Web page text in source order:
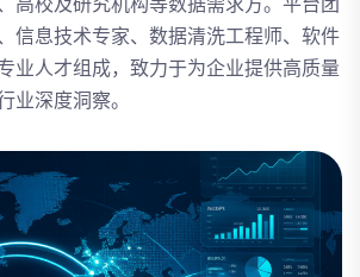
信息技术专家、数据清洗工程师、软件
业人才组成，致力于为企业提供高质量
业深度洞察。